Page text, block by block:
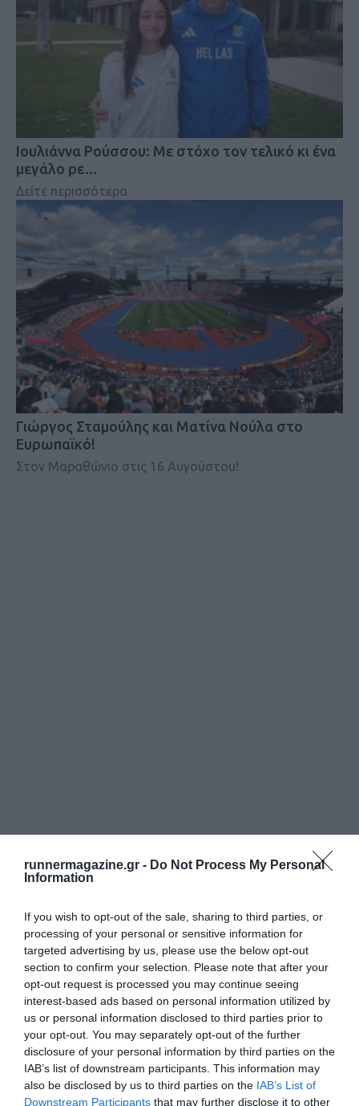
runnermagazine.gr - Do Not Process My Personal
Information
If you wish to opt-out of the sale, sharing to third parties, or
processing of your personal or sensitive information for
targeted advertising by us, please use the below opt-out
section to confirm your selection. Please note that after your
opt-out request is processed you may continue seeing
interest-based ads based on personal information utilized by
us or personal information disclosed to third parties prior to
your opt-out. You may separately opt-out of the further
disclosure of your personal information by third parties on the
IAB’s list of downstream participants. This information may
also be disclosed by us to third parties on the IAB’s List of
Downstream Participants that may further disclose it to other
Iουλιάννα Ρούσσου: Με στόχο τον τελικό κι ένα
μεγάλο ρε…
Δείτε περισσότερα
Γιώργος Σταμούλης και Ματίνα Νούλα στο
Ευρωπαϊκό!
Στον Μαραθώνιο στις 16 Αυγούστου!